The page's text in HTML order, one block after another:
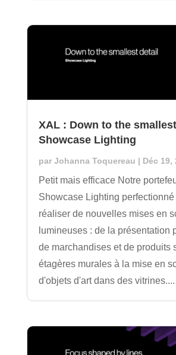
XAL : Down to the
Showcase Lighting
par Johanna Toquereau | Déc 19,
Petit mais efficace Notre
Showcase Lighting perfectionné
réaliser de nouvelles mises en
lumineuses : de la présentation
de marchandises et de produits
étagères murales à la mise en
d'objets d'art dans des vitrines....